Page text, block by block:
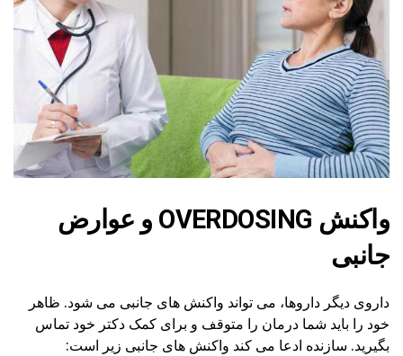
واکنش OVERDOSING و عوارض
جانبی
داروی دیگر داروها، می تواند واکنش های جانبی می شود. ظاهر
خود را باید شما درمان را متوقف و برای کمک دکتر خود تماس
بگیرید. سازنده ادعا می کند واکنش های جانبی زیر است: